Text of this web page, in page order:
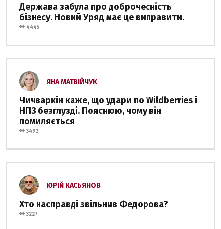
Держава забула про доброчесність
бізнесу. Новий Уряд має це виправити.
4445
ЯНА МАТВІЙЧУК
Чичваркін каже, що удари по Wildberries і
НПЗ безглузді. Пояснюю, чому він
помиляється
3492
ЮРІЙ КАСЬЯНОВ
Хто насправді звільнив Федорова?
3227